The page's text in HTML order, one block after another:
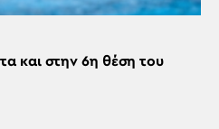
και στην 6η θέση του